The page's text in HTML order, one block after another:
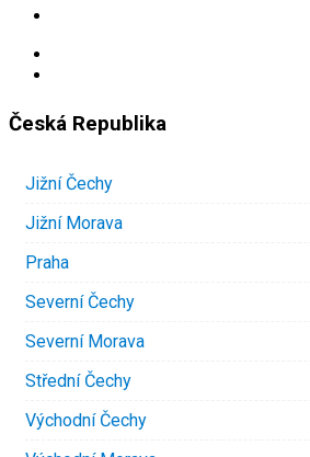
Česká Republika
Jižní Čechy
Jižní Morava
Praha
Severní Čechy
Severní Morava
Střední Čechy
Východní Čechy